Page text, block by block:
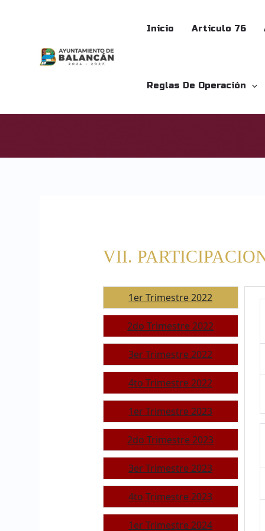
Inicio Articulo 76
Reglas De Operación
VII.
1er Trimestre 2022
2do Trimestre 2022
3er Trimestre 2022
4to Trimestre 2022
1er Trimestre 2023
2do Trimestre 2023
3er Trimestre 2023
4to Trimestre 2023
1er Trimestre 2024